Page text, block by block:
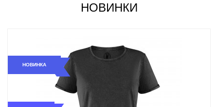
НОВИНКИ
НОВИНКА